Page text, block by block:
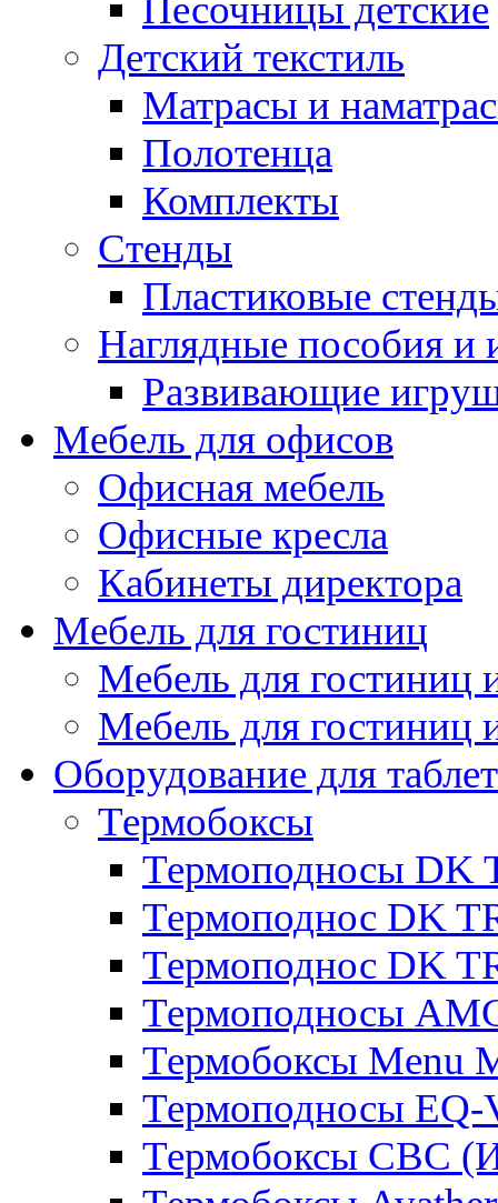
Песочницы детские
Детский текстиль
Матрасы и
Полотенца
Комплекты
Стенды
Пластиковые
Наглядные пособия и
Развивающие
Мебель для офисов
Офисная мебель
Офисные кресла
Кабинеты директора
Мебель для гостиниц
Мебель для
Мебель для гостиниц
Оборудование для
Термобоксы
Термоподносы DK
Термоподнос DK
Термоподнос DK
Термоподносы
Термобоксы Menu
Термоподносы EQ-
Термобоксы CBC